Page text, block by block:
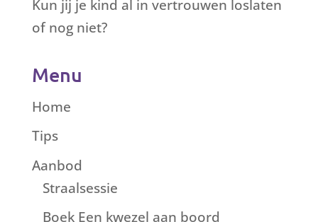
Kun jij je kind al in vertrouwen loslaten
of nog niet?
Menu
Home
Tips
Aanbod
Straalsessie
Boek Een kwezel aan boord